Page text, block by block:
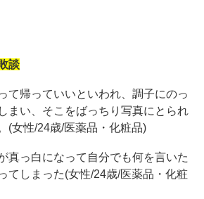
談
て帰っていいといわれ、調子にのっ
まい、そこをばっちり写真にとられ
(女性/24歳/医薬品・化粧品)
真っ白になって自分でも何を言いた
てしまった(女性/24歳/医薬品・化粧